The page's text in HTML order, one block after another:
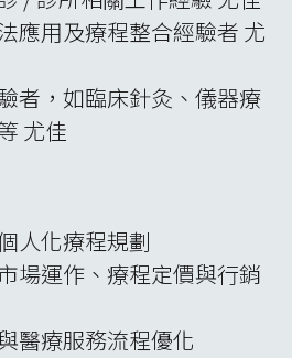
應用及療程整合經驗者 尤
者，如臨床針灸、儀器療
尤佳
人化療程規劃
場運作、療程定價與行銷
醫療服務流程優化